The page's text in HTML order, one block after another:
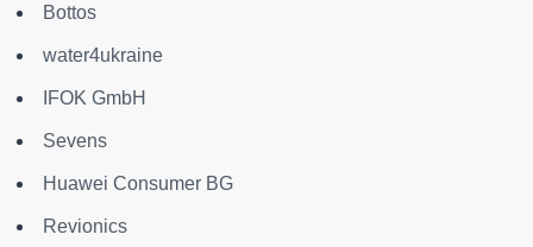
Bottos
water4ukraine
IFOK GmbH
Sevens
Huawei Consumer BG
Revionics